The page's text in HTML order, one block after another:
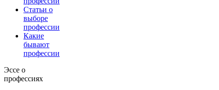
Статьи о
выборе
профессии
Какие
бывают
профессии
Эссе о
профессиях